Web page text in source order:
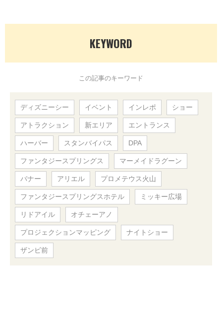
KEYWORD
この記事のキーワード
ディズニーシー イベント インレポ ショー
アトラクション 新エリア エントランス
ハーバー スタンバイパス DPA
ファンタジースプリングス マーメイドラグーン
バナー アリエル プロメテウス火山
ファンタジースプリングスホテル ミッキー広場
リドアイル オチェーアノ
プロジェクションマッピング ナイトショー
ザンビ前